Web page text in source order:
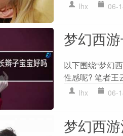
lhx 06-
梦幻西
以下围绕“梦幻
性感呢? 笔者王
lhx 06-
梦幻西